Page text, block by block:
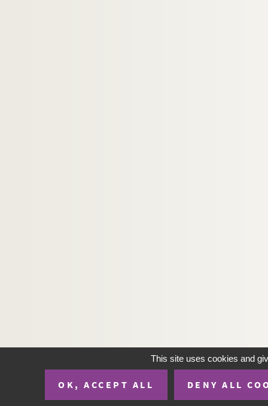
This site uses cookies and
OK, ACCEPT ALL DENY ALL